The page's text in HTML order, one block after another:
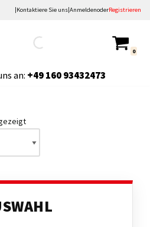
|Kontaktiere Sie uns|AnmeldenoderRegistrieren
0
an: +49160 93432473